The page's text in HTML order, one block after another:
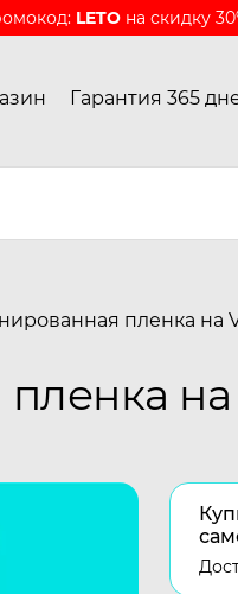
LETO на скидку
Гарантия 365
пленка на
на